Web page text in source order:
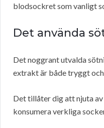
blodsockret som vanligt
Det använda
Det noggrant utvalda
extrakt är både tryggt
Det tillåter dig att njuta
konsumera verkliga